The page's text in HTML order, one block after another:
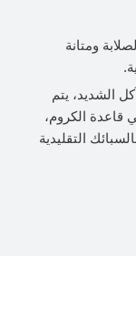
ومتانة
الشديد، يتم
قاعدة الكروم،
التقليدية